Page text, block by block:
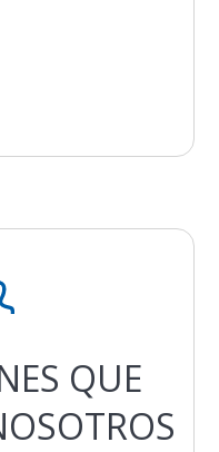
QUE